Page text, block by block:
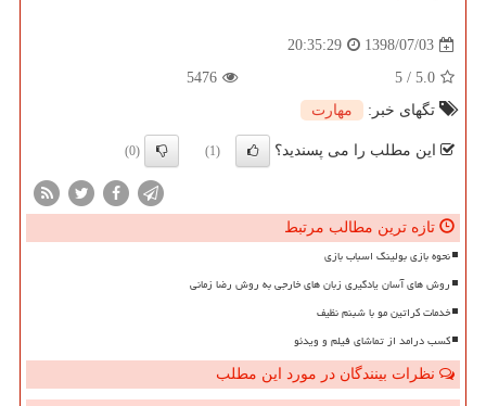
1398/07/03
20:35:29
5.0
/
5
5476
تگهای خبر:
مهارت
این مطلب را می پسندید؟ (1)
(0)
تازه ترین مطالب مرتبط
نحوه بازی بولینگ اسباب بازی
روش های آسان یادگیری زبان های خارجی به روش رضا زمانی
خدمات کراتین مو با شبنم نظیف
کسب درامد از تماشای فیلم و ویدئو
نظرات بینندگان در مورد این مطلب